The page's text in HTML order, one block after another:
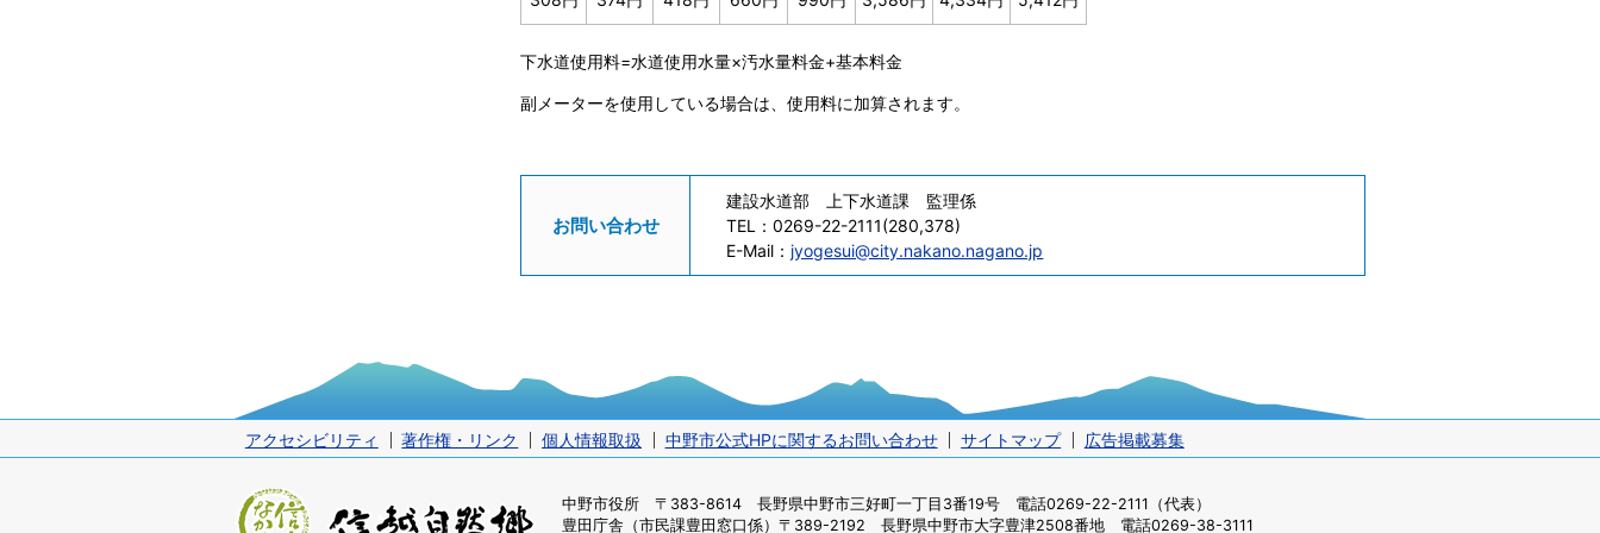
下水道使用料=水道使用水量×汚水量料金+基本料金
副メーターを使用している場合は、使用料に加算されます。
お問い合わせ
建設水道部 上下水道課 監理係
TEL：0269-22-2111(280,378)
E-Mail： jyogesui@city.nakano.nagano.jp
アクセシビリティ 著作権・リンク 個人情報取扱 中野市公式HPに関するお問い合わせ サイトマップ 広告掲載募集
中野市役所 〒383-8614 長野県中野市三好町一丁目3番19号 電話0269-22-2111（代表）
豊田庁舎（市民課豊田窓口係） 〒389-2192 長野県中野市大字豊津2508番地 電話0269-38-3111